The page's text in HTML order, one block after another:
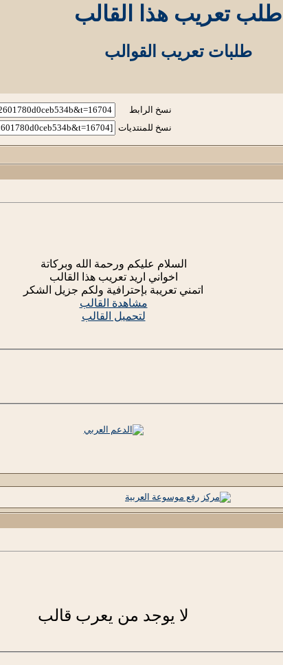
طلب تعريب هذا القالب
طلبات تعريب القوالب
نسخ الرابط
نسخ للمنتديات
السلام عليكم ورحمة الله وبركاتة
اخواني اريد تعريب هذا القالب
اتمني تعريبة بإحترافية ولكم جزيل الشكر
مشاهدة القالب
لتحميل القالب
لا يوجد من يعرب قالب